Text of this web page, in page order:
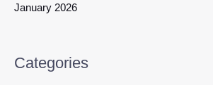
January 2026
Categories